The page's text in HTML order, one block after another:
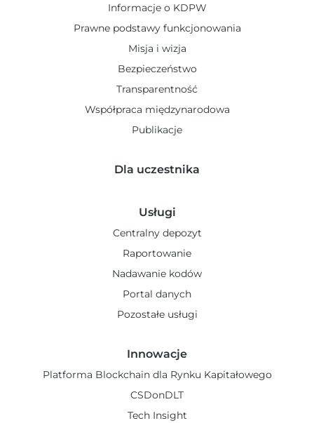
Informacje o KDPW
Prawne podstawy funkcjonowania
Misja i wizja
Bezpieczeństwo
Transparentność
Współpraca międzynarodowa
Publikacje
Dla uczestnika
Usługi
Centralny depozyt
Raportowanie
Nadawanie kodów
Portal danych
Pozostałe usługi
Innowacje
Platforma Blockchain dla Rynku Kapitałowego
CSDonDLT
Tech Insight